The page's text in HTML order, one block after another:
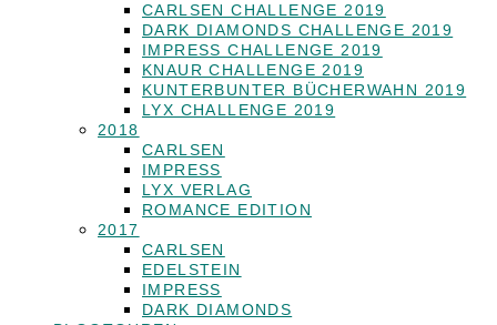
CARLSEN CHALLENGE 2019
DARK DIAMONDS CHALLENGE 2019
IMPRESS CHALLENGE 2019
KNAUR CHALLENGE 2019
KUNTERBUNTER BÜCHERWAHN 2019
LYX CHALLENGE 2019
2018
CARLSEN
IMPRESS
LYX VERLAG
ROMANCE EDITION
2017
CARLSEN
EDELSTEIN
IMPRESS
DARK DIAMONDS